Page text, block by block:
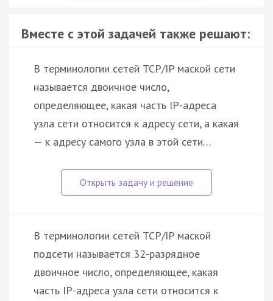
Вместе с этой задачей также решают:
В терминологии сетей TCP/IP маской сети
называется двоичное число,
определяющее, какая часть IP-адреса
узла сети относится к адресу сети, а какая
— к адресу самого узла в этой сети…
В терминологии сетей TCP/IP маской
подсети называется 32-разрядное
двоичное число, определяющее, какая
часть IP-адреса узла сети относится к